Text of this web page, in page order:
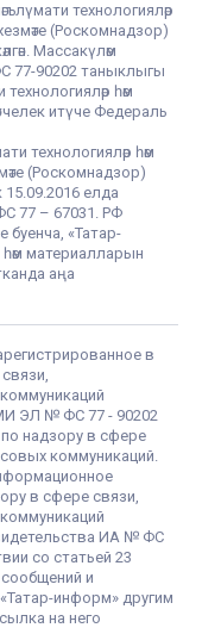
технологияләр
(Роскомнадзор)
Массакүләм
77-90202 таныклыгы
һәм
итүче Федераль
технологияләр һәм
(Роскомнадзор)
елда
77 – 67031. РФ
буенча, «Татар-
материалларын
аңа
в
ЭЛ № ФС 77 - 90202
надзору в сфере
коммуникаций.
в сфере связи,
ИА № ФС
со статьей 23
и
информ» другим
на него